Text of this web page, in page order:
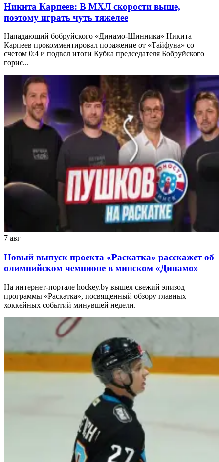
Никита Карпеев: В МХЛ скорости выше,
поэтому играть чуть тяжелее
Нападающий бобруйского «Динамо-Шинника» Никита
Карпеев прокомментировал поражение от «Тайфуна» со
счетом 0:4 и подвел итоги Кубка председателя Бобруйского
горис...
7 авг
Новый выпуск проекта «Раскатка» расскажет об
олимпийском чемпионе в минском «Динамо»
На интернет-портале hockey.by вышел свежий эпизод
программы «Раскатка», посвященный обзору главных
хоккейных событий минувшей недели.